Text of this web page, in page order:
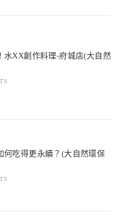
水XX創作料理-府城店(大自然
何吃得更永續？(大自然環保